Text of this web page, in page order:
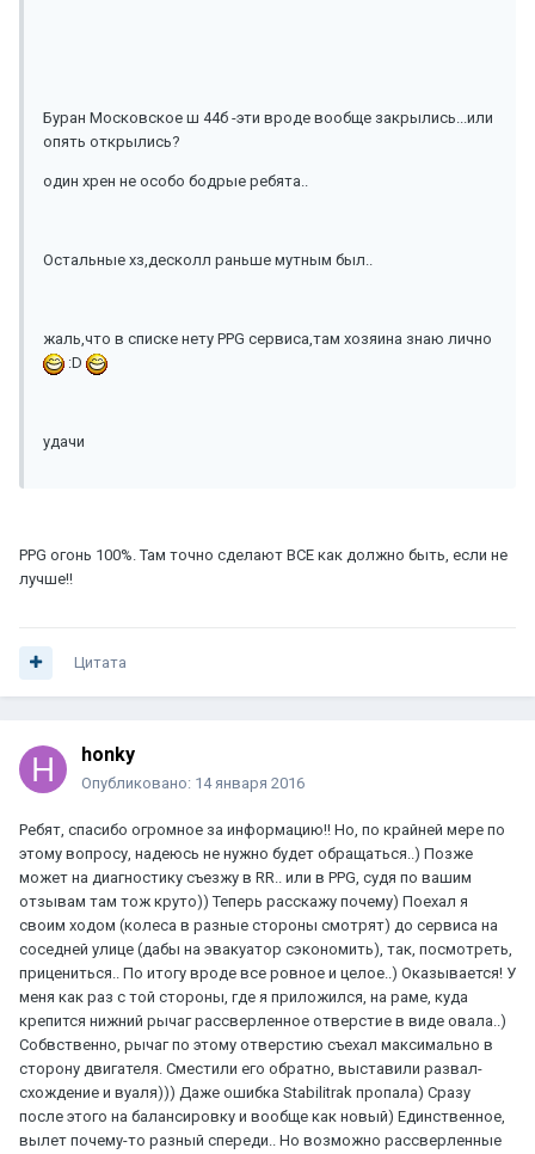
Буран Московское ш 44б -эти вроде вообще закрылись...или
опять открылись?
один хрен не особо бодрые ребята..
Остальные хз,десколл раньше мутным был..
жаль,что в списке нету PPG сервиса,там хозяина знаю лично
:D
удачи
PPG огонь 100%. Там точно сделают ВСЕ как должно быть, если не
лучше!!
Цитата
honky
Опубликовано: 14 января 2016
Ребят, спасибо огромное за информацию!! Но, по крайней мере по
этому вопросу, надеюсь не нужно будет обращаться..) Позже
может на диагностику съезжу в RR.. или в PPG, судя по вашим
отзывам там тож круто)) Теперь расскажу почему) Поехал я
своим ходом (колеса в разные стороны смотрят) до сервиса на
соседней улице (дабы на эвакуатор сэкономить), так, посмотреть,
прицениться.. По итогу вроде все ровное и целое..) Оказывается! У
меня как раз с той стороны, где я приложился, на раме, куда
крепится нижний рычаг рассверленное отверстие в виде овала..)
Собвственно, рычаг по этому отверстию съехал максимально в
сторону двигателя. Сместили его обратно, выставили развал-
схождение и вуаля))) Даже ошибка Stabilitrak пропала) Сразу
после этого на балансировку и вообще как новый) Единственное,
вылет почему-то разный спереди.. Но возможно рассверленные